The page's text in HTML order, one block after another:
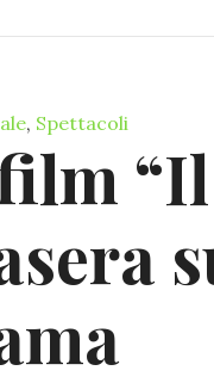
, Spettacoli